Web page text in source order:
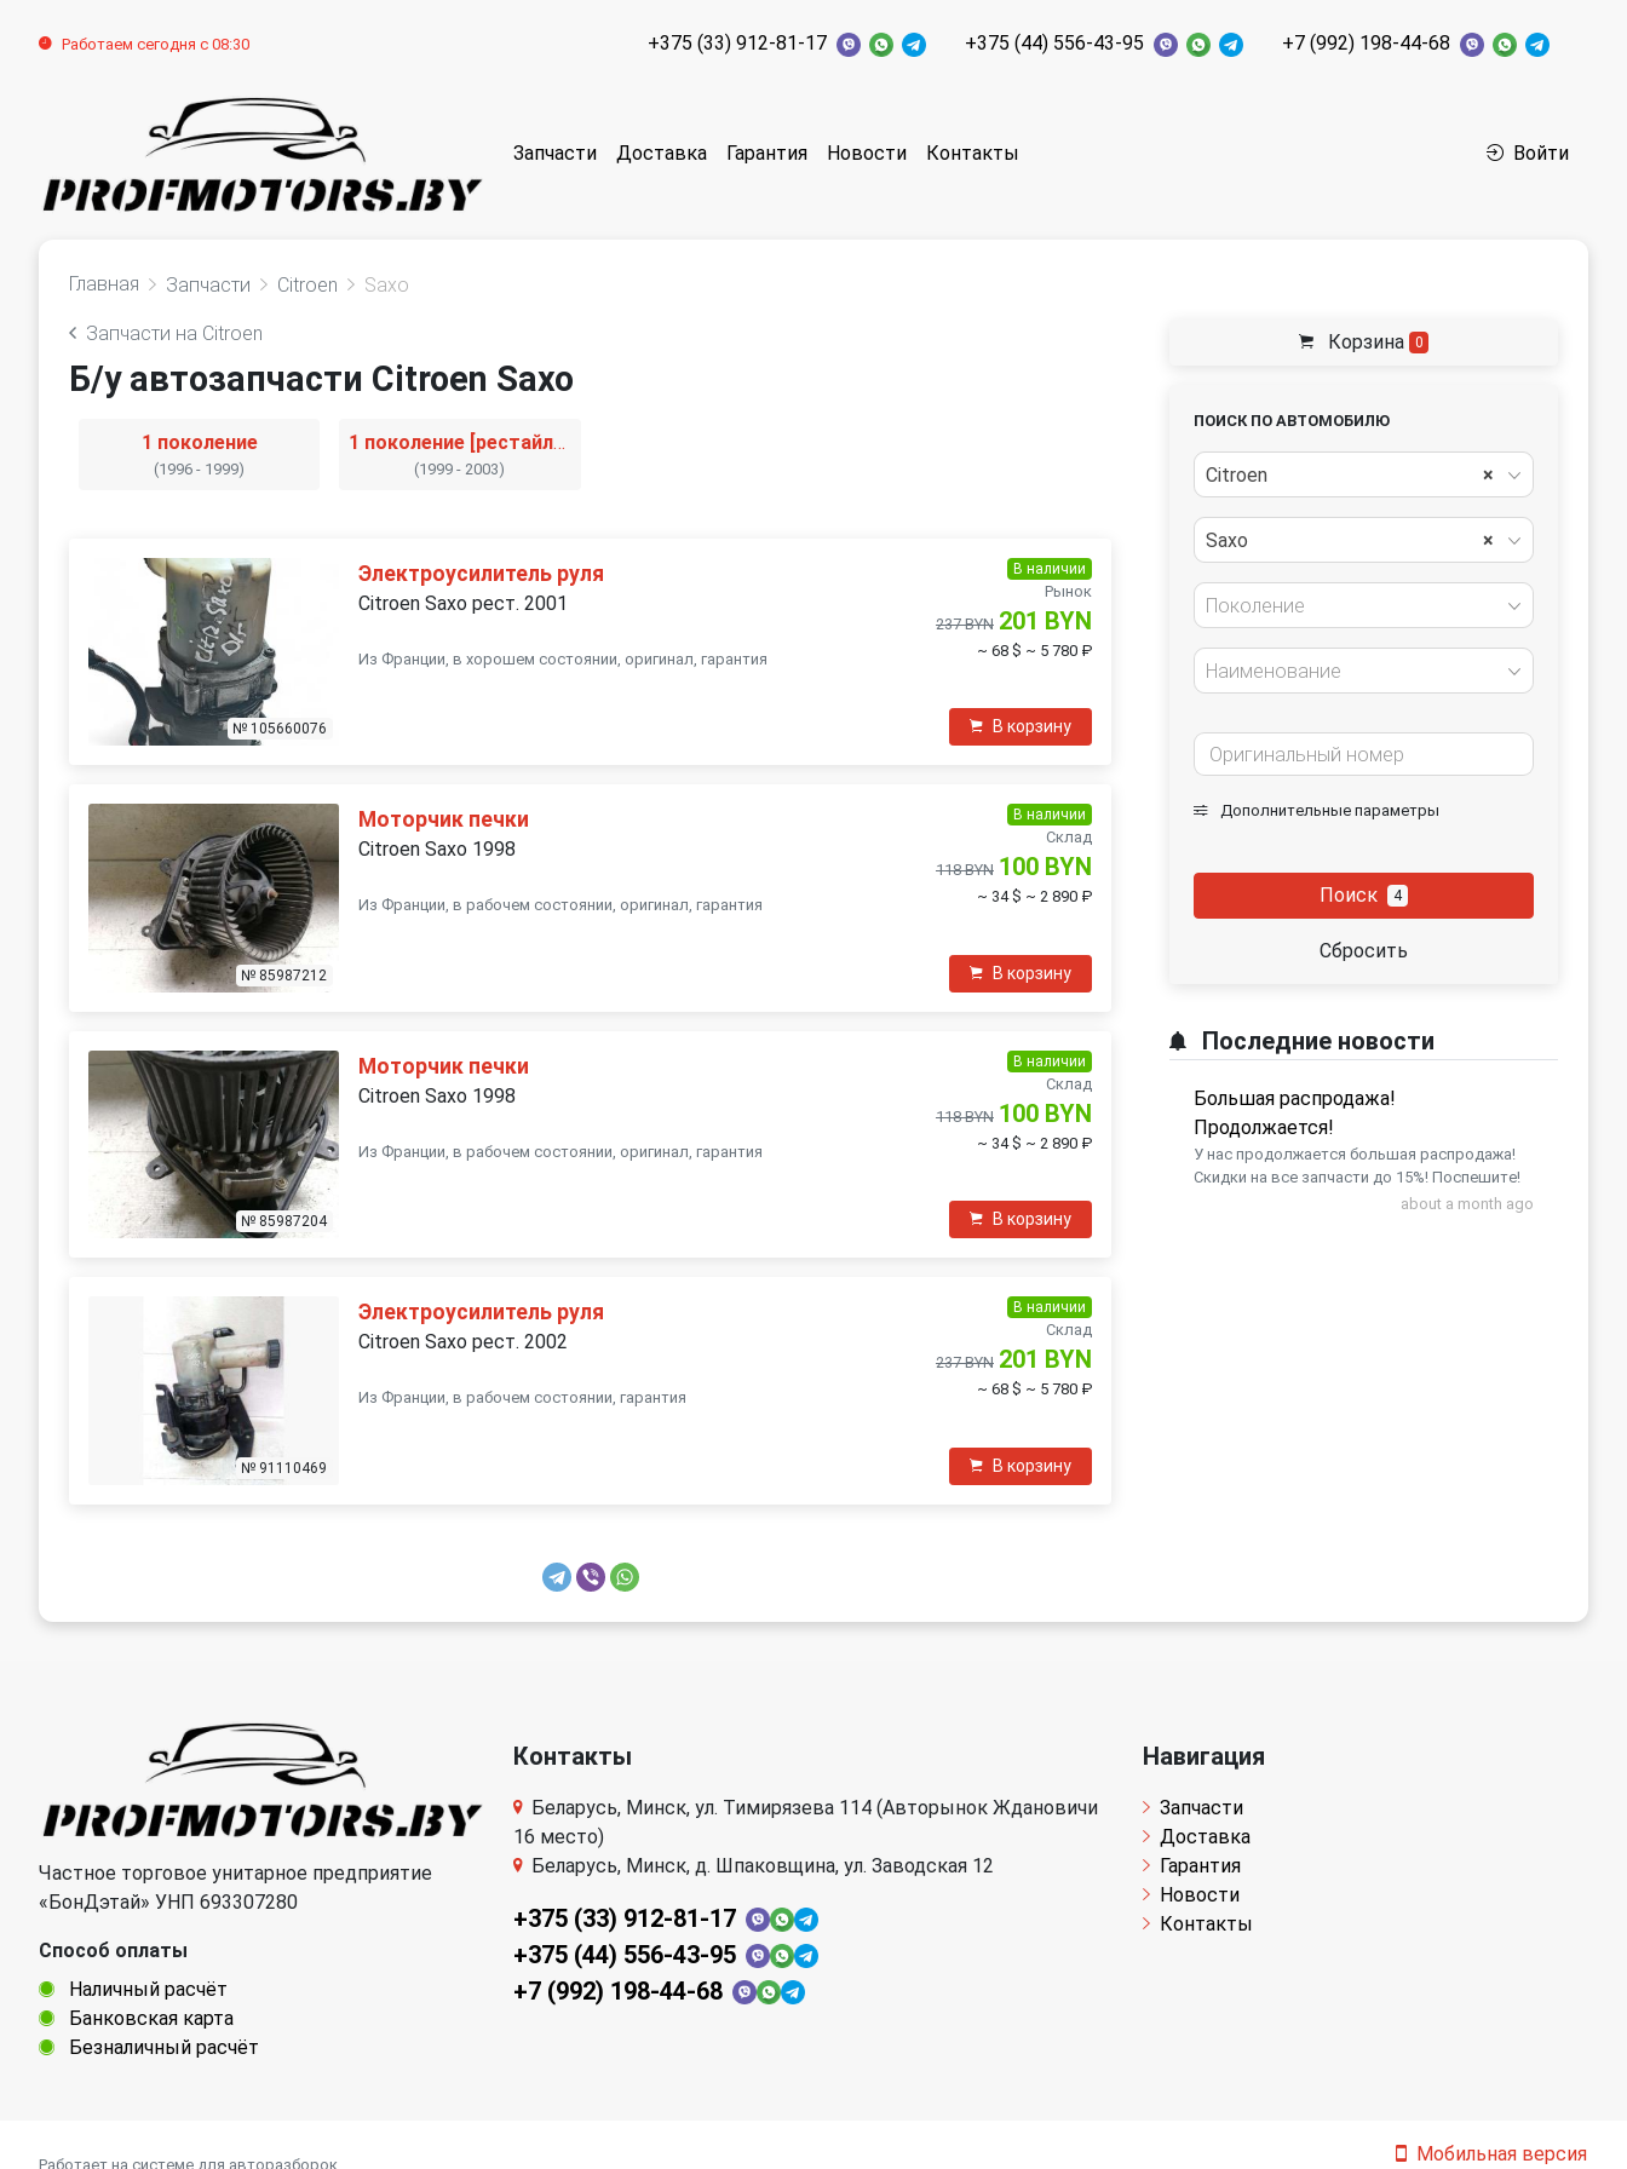
Работаем сегодня с 08:30 +375 (33) 912-81-17 +375 (44) 556-43-95 +7 (992) 198-44-68
Запчасти Доставка Гарантия Новости Контакты Войти
Главная Запчасти Citroen Saxo
Запчасти на Citroen
Б/у автозапчасти Citroen Saxo
1 поколение
(1996 - 1999)
1 поколение [рестайлинг]
(1999 - 2003)
№ 105660076
Электроусилитель руля
Citroen Saxo рест. 2001
Из Франции, в хорошем состоянии, оригинал, гарантия
В наличии
Рынок
237 BYN 201 BYN
~ 68 $ ~ 5 780 ₽
В корзину
№ 85987212
Моторчик печки
Citroen Saxo 1998
Из Франции, в рабочем состоянии, оригинал, гарантия
В наличии
Склад
118 BYN 100 BYN
~ 34 $ ~ 2 890 ₽
В корзину
№ 85987204
Моторчик печки
Citroen Saxo 1998
Из Франции, в рабочем состоянии, оригинал, гарантия
В наличии
Склад
118 BYN 100 BYN
~ 34 $ ~ 2 890 ₽
В корзину
№ 91110469
Электроусилитель руля
Citroen Saxo рест. 2002
Из Франции, в рабочем состоянии, гарантия
В наличии
Склад
237 BYN 201 BYN
~ 68 $ ~ 5 780 ₽
В корзину
Корзина 0
ПОИСК ПО АВТОМОБИЛЮ
×
Citroen
×
Saxo
Поколение
Наименование
Дополнительные параметры
Поиск 4
Сбросить
Последние новости
Большая распродажа!
Продолжается!
У нас продолжается большая распродажа!
Скидки на все запчасти до 15%! Поспешите!
about a month ago
Частное торговое унитарное предприятие
«БонДэтай» УНП 693307280
Способ оплаты
Наличный расчёт
Банковская карта
Безналичный расчёт
Контакты
Беларусь, Минск, ул. Тимирязева 114 (Авторынок Ждановичи
16 место)
Беларусь, Минск, д. Шпаковщина, ул. Заводская 12
+375 (33) 912-81-17
+375 (44) 556-43-95
+7 (992) 198-44-68
Навигация
Запчасти
Доставка
Гарантия
Новости
Контакты
Работает на системе для авторазборок Мобильная версия